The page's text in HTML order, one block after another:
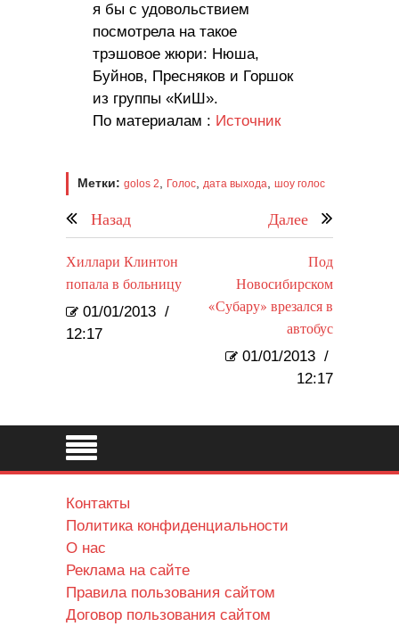
я бы с удовольствием
посмотрела на такое
трэшовое жюри: Нюша,
Буйнов, Пресняков и Горшок
из группы «КиШ».
По материалам : Источник
Метки: golos 2 Голос дата выхода шоу голос
Назад Далее
Хиллари Клинтон
попала в больницу
01/01/2013 /
12:17
Под
Новосибирском
«Субару» врезался в
автобус
01/01/2013 /
12:17
Контакты
Политика конфиденциальности
О нас
Реклама на сайте
Правила пользования сайтом
Договор пользования сайтом